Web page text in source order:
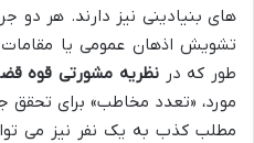
های بنیادینی نیز دارند. هر دو
تشویش اذهان عمومی یا
طور که درنظریه مشورتی قوه
مورد، «تعدد مخاطب» برای تحقق
مطلب کذب به یک نفر نیز می